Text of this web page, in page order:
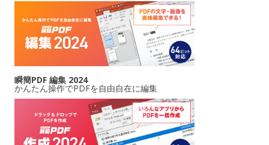
瞬簡PDF 編集 2024
かんたん操作でPDFを自由自在に編集